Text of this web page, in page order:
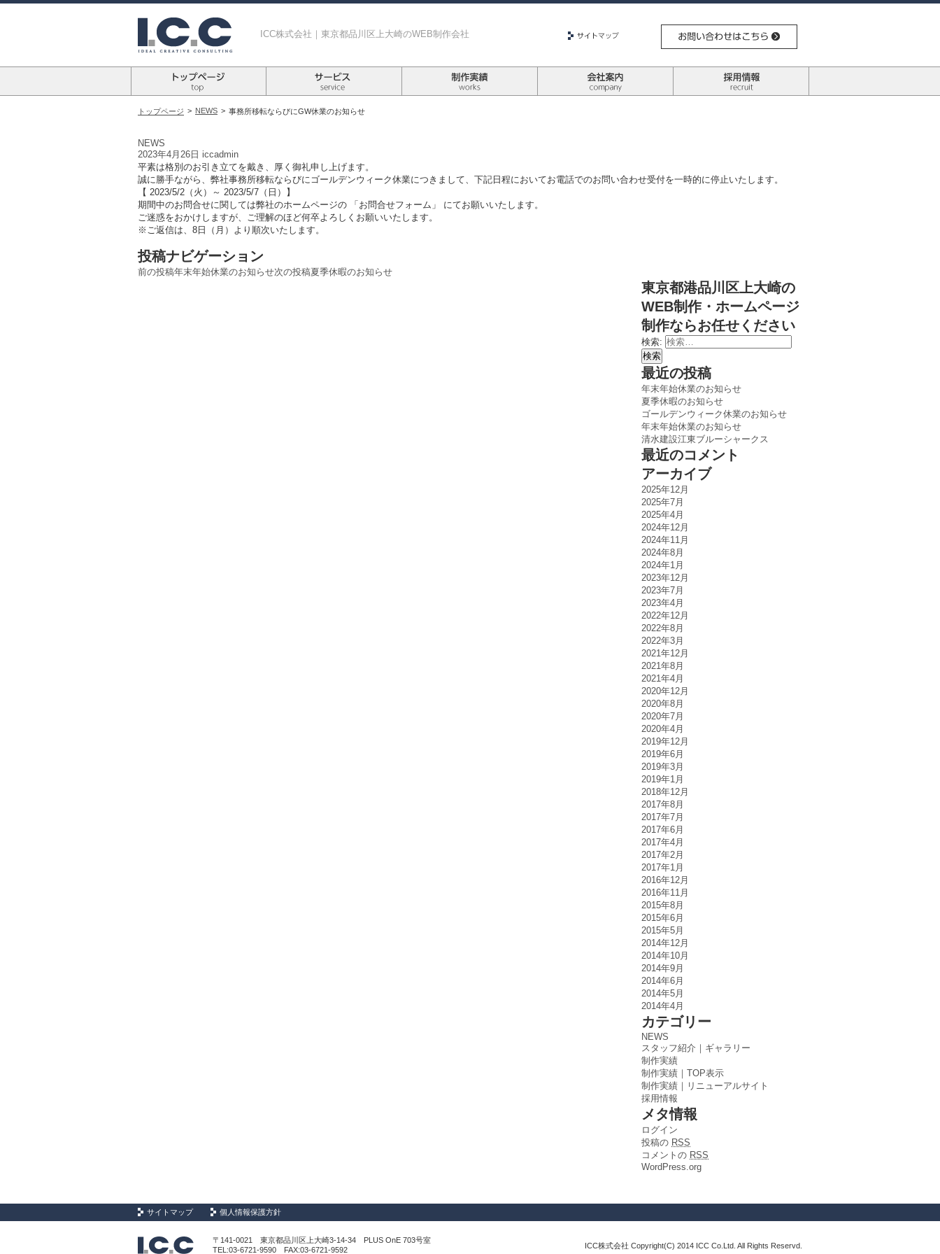
ICC株式会社｜東京都品川区上大崎のWEB制作会社
トップページ > NEWS > 事務所移転ならびにGW休業のお知らせ
NEWS
2023年4月26日 iccadmin
平素は格別のお引き立てを戴き、厚く御礼申し上げます。
誠に勝手ながら、弊社事務所移転ならびにゴールデンウィーク休業につきまして、下記日程においてお電話でのお問い合わせ受付を一時的に停止いたします。
【 2023/5/2（火）～ 2023/5/7（日）】
期間中のお問合せに関しては弊社のホームページの 「お問合せフォーム」 にてお願いいたします。
ご迷惑をおかけしますが、ご理解のほど何卒よろしくお願いいたします。
※ご返信は、8日（月）より順次いたします。
投稿ナビゲーション
前の投稿年末年始休業のお知らせ次の投稿夏季休暇のお知らせ
東京都港品川区上大崎の
WEB制作・ホームページ
制作ならお任せください
検索:
最近の投稿
年末年始休業のお知らせ
夏季休暇のお知らせ
ゴールデンウィーク休業のお知らせ
年末年始休業のお知らせ
清水建設江東ブルーシャークス
最近のコメント
アーカイブ
2025年12月
2025年7月
2025年4月
2024年12月
2024年11月
2024年8月
2024年1月
2023年12月
2023年7月
2023年4月
2022年12月
2022年8月
2022年3月
2021年12月
2021年8月
2021年4月
2020年12月
2020年8月
2020年7月
2020年4月
2019年12月
2019年6月
2019年3月
2019年1月
2018年12月
2017年8月
2017年7月
2017年6月
2017年4月
2017年2月
2017年1月
2016年12月
2016年11月
2015年8月
2015年6月
2015年5月
2014年12月
2014年10月
2014年9月
2014年6月
2014年5月
2014年4月
カテゴリー
NEWS
スタッフ紹介｜ギャラリー
制作実績
制作実績｜TOP表示
制作実績｜リニューアルサイト
採用情報
メタ情報
ログイン
投稿の RSS
コメントの RSS
WordPress.org
サイトマップ 個人情報保護方針
〒141-0021 東京都品川区上大崎3-14-34 PLUS OnE 703号室
TEL:03-6721-9590 FAX:03-6721-9592
ICC株式会社 Copyright(C) 2014 ICC Co.Ltd. All Rights Reservd.